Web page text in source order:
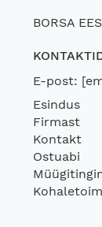
BORSA
E-post:
Esindus
Firmast
Kontakt
Ostuabi